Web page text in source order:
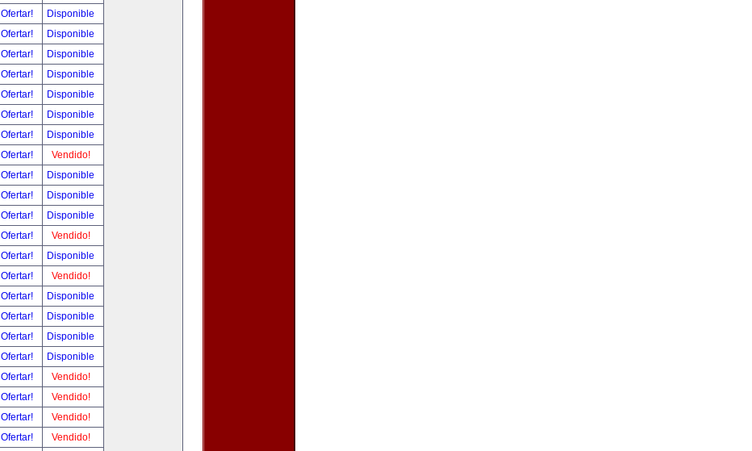
Ofertar!
Disponible
Ofertar!
Disponible
Ofertar!
Disponible
Ofertar!
Disponible
Ofertar!
Disponible
Ofertar!
Disponible
Ofertar!
Disponible
Ofertar!
Vendido!
Ofertar!
Disponible
Ofertar!
Disponible
Ofertar!
Disponible
Ofertar!
Vendido!
Ofertar!
Disponible
Ofertar!
Vendido!
Ofertar!
Disponible
Ofertar!
Disponible
Ofertar!
Disponible
Ofertar!
Disponible
Ofertar!
Vendido!
Ofertar!
Vendido!
Ofertar!
Vendido!
Ofertar!
Vendido!